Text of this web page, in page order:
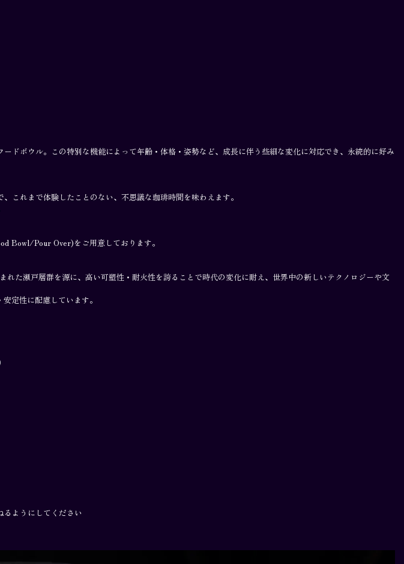
ボウル。この特別な機能によって年齢・体格・姿勢など、成長に伴う些細な変化に対応でき、永続的に好み
これまで体験したことのない、不思議な珈琲時間を味わえます。
Bowl/Pour Over)をご用意しております。
た瀬戸層群を源に、高い可塑性・耐火性を誇ることで時代の変化に耐え、世界中の新しいテクノロジーや文
定性に配慮しています。
ようにしてください